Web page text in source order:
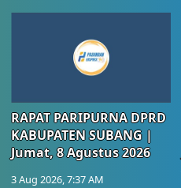
RAPAT PARIPURNA DPRD
KABUPATEN SUBANG |
Jumat, 8 Agustus 2026
3 Aug 2026, 7:37 AM